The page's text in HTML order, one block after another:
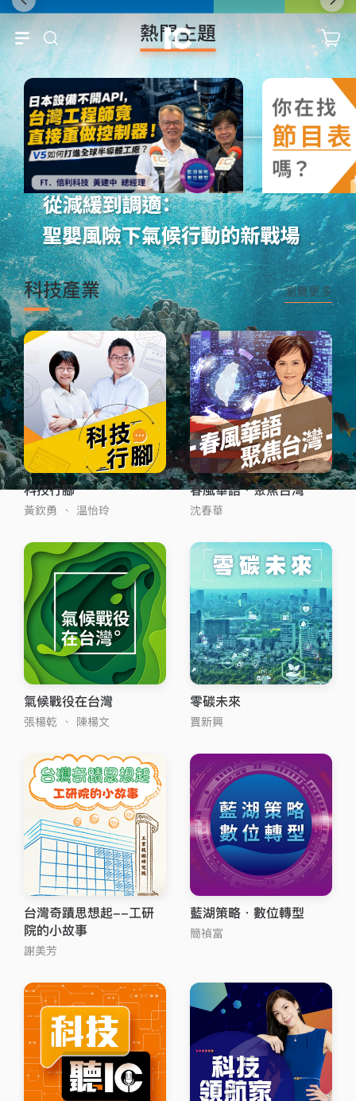
熱門主題
科技咖 訂閱
科技產業 瀏覽更多
科技行腳
黃欽勇 、 温怡玲
春風華語．聚焦台灣
沈春華
氣候戰役在台灣
張楊乾 、 陳楊文
零碳未來
賈新興
台灣奇蹟思想起--工研
院的小故事
謝美芳
藍湖策略．數位轉型
簡禎富